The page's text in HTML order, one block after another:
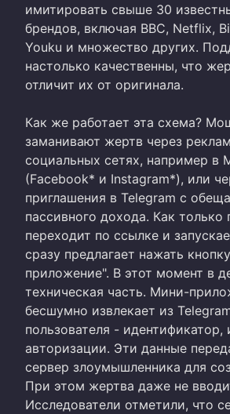
имитировать свыше 30
брендов, включая BBC, Netflix,
Youku и множество других.
настолько качественны, что
отличит их от оригинала.
Как же работает эта схема?
заманивают жертв через
социальных сетях, например в
(Facebook* и Instagram*), или
приглашения в Telegram с
пассивного дохода. Как только
переходит по ссылке и
сразу предлагает нажать
приложение". В этот момент в
техническая часть. Мини-
бесшумно извлекает из
пользователя -
авторизации. Эти данные
сервер злоумышленника для
При этом жертва даже не
Исследователи отметили, что